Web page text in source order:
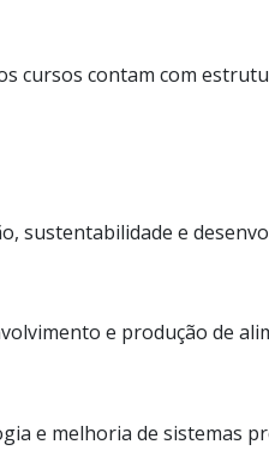
cursos contam com
sustentabilidade e
e produção de
e melhoria de sistemas